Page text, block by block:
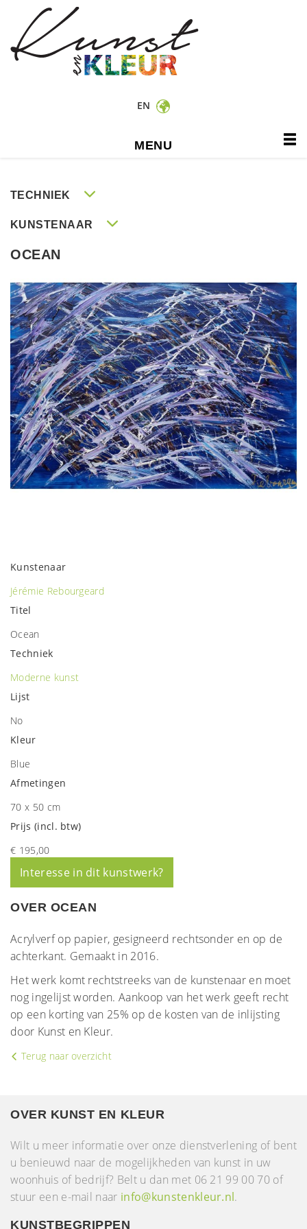
EN
MENU
TECHNIEK
KUNSTENAAR
OCEAN
Kunstenaar
Jérémie Rebourgeard
Titel
Ocean
Techniek
Moderne kunst
Lijst
No
Kleur
Blue
Afmetingen
70 x 50 cm
Prijs (incl. btw)
€ 195,00
Interesse in dit kunstwerk?
OVER OCEAN
Acrylverf op papier, gesigneerd rechtsonder en op de
achterkant. Gemaakt in 2016.
Het werk komt rechtstreeks van de kunstenaar en moet
nog ingelijst worden. Aankoop van het werk geeft recht
op een korting van 25% op de kosten van de inlijsting
door Kunst en Kleur.
Terug naar overzicht
OVER KUNST EN KLEUR
Wilt u meer informatie over onze dienstverlening of bent
u benieuwd naar de mogelijkheden van kunst in uw
woonhuis of bedrijf? Belt u dan met 06 21 99 00 70 of
stuur een e-mail naar info@kunstenkleur.nl.
KUNSTBEGRIPPEN